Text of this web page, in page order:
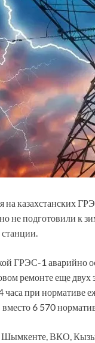
казахстанских
не подготовили к
станции.
ГРЭС-1
ремонте еще
при нормативе
вместо 6 570
ВКО,